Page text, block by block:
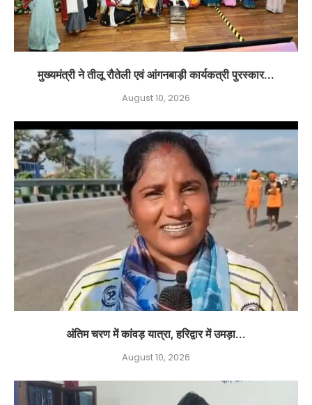
मुख्यमंत्री ने तीलू रौतेली एवं आंगनबाड़ी कार्यकत्री पुरस्कार...
August 10, 2026
अंतिम चरण में कांवड़ यात्रा, हरिद्वार में उमड़ा...
August 10, 2026